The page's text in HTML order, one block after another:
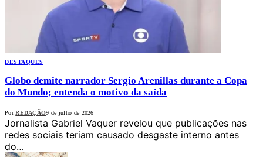
DESTAQUES
Globo demite narrador Sergio Arenillas durante a Copa
do Mundo; entenda o motivo da saída
Por REDAÇÃO9 de julho de 2026
Jornalista Gabriel Vaquer revelou que publicações nas
redes sociais teriam causado desgaste interno antes
do…